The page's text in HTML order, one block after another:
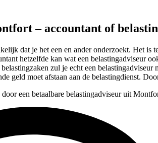
– accountant of
dat je het een en ander onderzoekt. Het is
hetzelfde kan wat een belastingadviseur
zul je echt een
geld moet afstaan aan de belastingdienst.
een betaalbare belastingadviseur uit